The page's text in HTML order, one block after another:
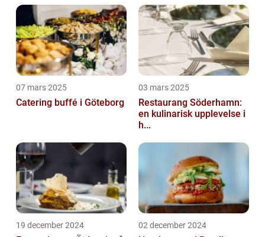
07 mars 2025
Catering buffé i Göteborg
03 mars 2025
Restaurang Söderhamn:
en kulinarisk upplevelse i
h...
19 december 2024 02 december 2024